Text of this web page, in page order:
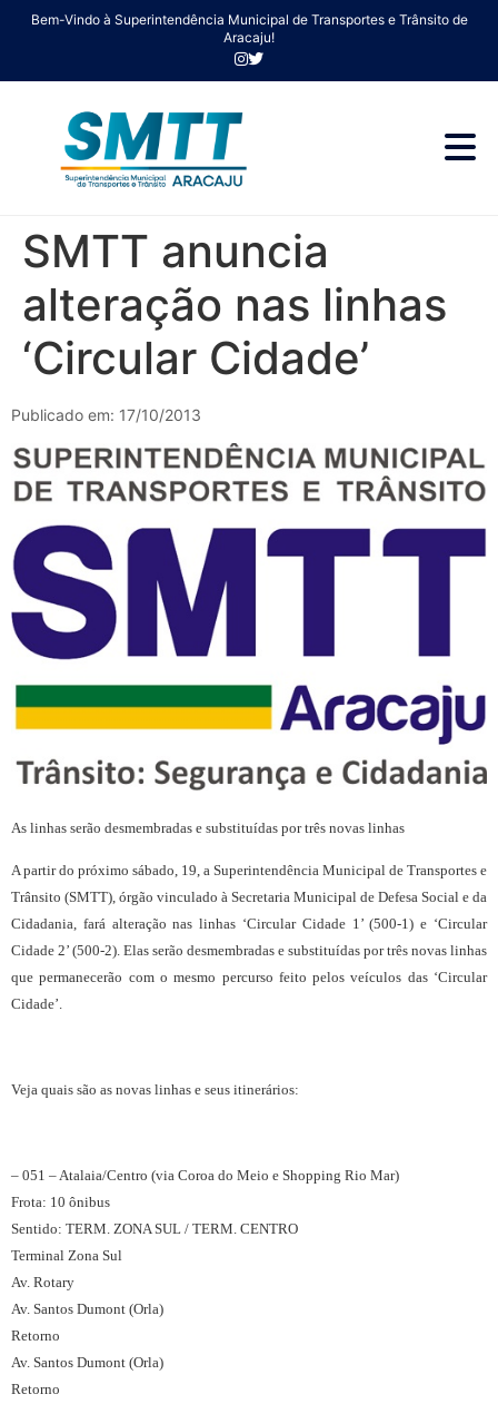
Bem-Vindo à Superintendência Municipal de Transportes e Trânsito de
Aracaju!
SMTT anuncia
alteração nas linhas
‘Circular Cidade’
Publicado em: 17/10/2013
As linhas serão desmembradas e substituídas por três novas linhas
A partir do próximo sábado, 19, a Superintendência Municipal de Transportes e
Trânsito (SMTT), órgão vinculado à Secretaria Municipal de Defesa Social e da
Cidadania, fará alteração nas linhas ‘Circular Cidade 1’ (500-1) e ‘Circular
Cidade 2’ (500-2). Elas serão desmembradas e substituídas por três novas linhas
que permanecerão com o mesmo percurso feito pelos veículos das ‘Circular
Cidade’.
Veja quais são as novas linhas e seus itinerários:
– 051 – Atalaia/Centro (via Coroa do Meio e Shopping Rio Mar)
Frota: 10 ônibus
Sentido: TERM. ZONA SUL / TERM. CENTRO
Terminal Zona Sul
Av. Rotary
Av. Santos Dumont (Orla)
Retorno
Av. Santos Dumont (Orla)
Retorno